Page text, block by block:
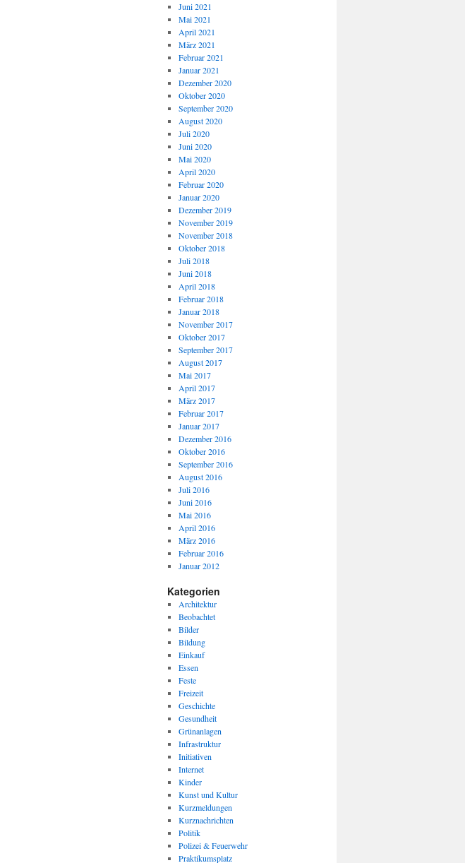
Juni 2021
Mai 2021
April 2021
März 2021
Februar 2021
Januar 2021
Dezember 2020
Oktober 2020
September 2020
August 2020
Juli 2020
Juni 2020
Mai 2020
April 2020
Februar 2020
Januar 2020
Dezember 2019
November 2019
November 2018
Oktober 2018
Juli 2018
Juni 2018
April 2018
Februar 2018
Januar 2018
November 2017
Oktober 2017
September 2017
August 2017
Mai 2017
April 2017
März 2017
Februar 2017
Januar 2017
Dezember 2016
Oktober 2016
September 2016
August 2016
Juli 2016
Juni 2016
Mai 2016
April 2016
März 2016
Februar 2016
Januar 2012
Kategorien
Architektur
Beobachtet
Bilder
Bildung
Einkauf
Essen
Feste
Freizeit
Geschichte
Gesundheit
Grünanlagen
Infrastruktur
Initiativen
Internet
Kinder
Kunst und Kultur
Kurzmeldungen
Kurznachrichten
Politik
Polizei & Feuerwehr
Praktikumsplatz